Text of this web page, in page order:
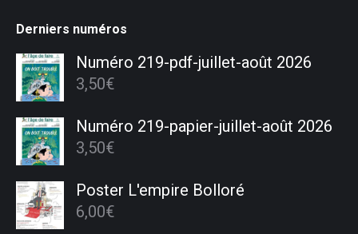
Derniers numéros
Numéro 219-pdf-juillet-août 2026
3,50€
Numéro 219-papier-juillet-août 2026
3,50€
Poster L'empire Bolloré
6,00€